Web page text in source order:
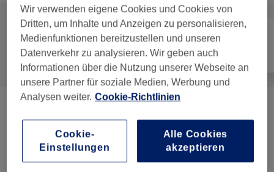
Alle Haarentfernung
Waxing ( 18 )
Wir verwenden eigene Cookies und Cookies von
Dritten, um Inhalte und Anzeigen zu personalisieren,
Medienfunktionen bereitzustellen und unseren
Datenverkehr zu analysieren. Wir geben auch
Informationen über die Nutzung unserer Webseite an
unsere Partner für soziale Medien, Werbung und
Analysen weiter. Cookie-Richtlinien
Cookie-
Einstellungen
Alle Cookies
akzeptieren